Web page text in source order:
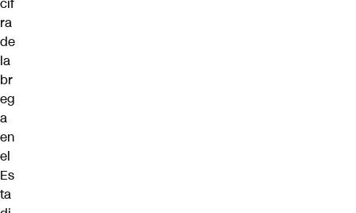
cif
ra
de
la
br
eg
a
en
el
Es
ta